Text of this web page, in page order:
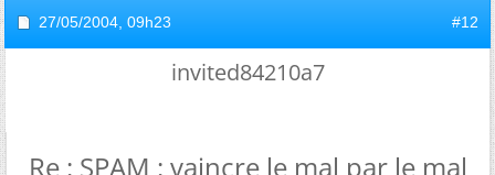
27/05/2004, 09h23 #12
invited84210a7
Re : SPAM : vaincre le mal par le mal